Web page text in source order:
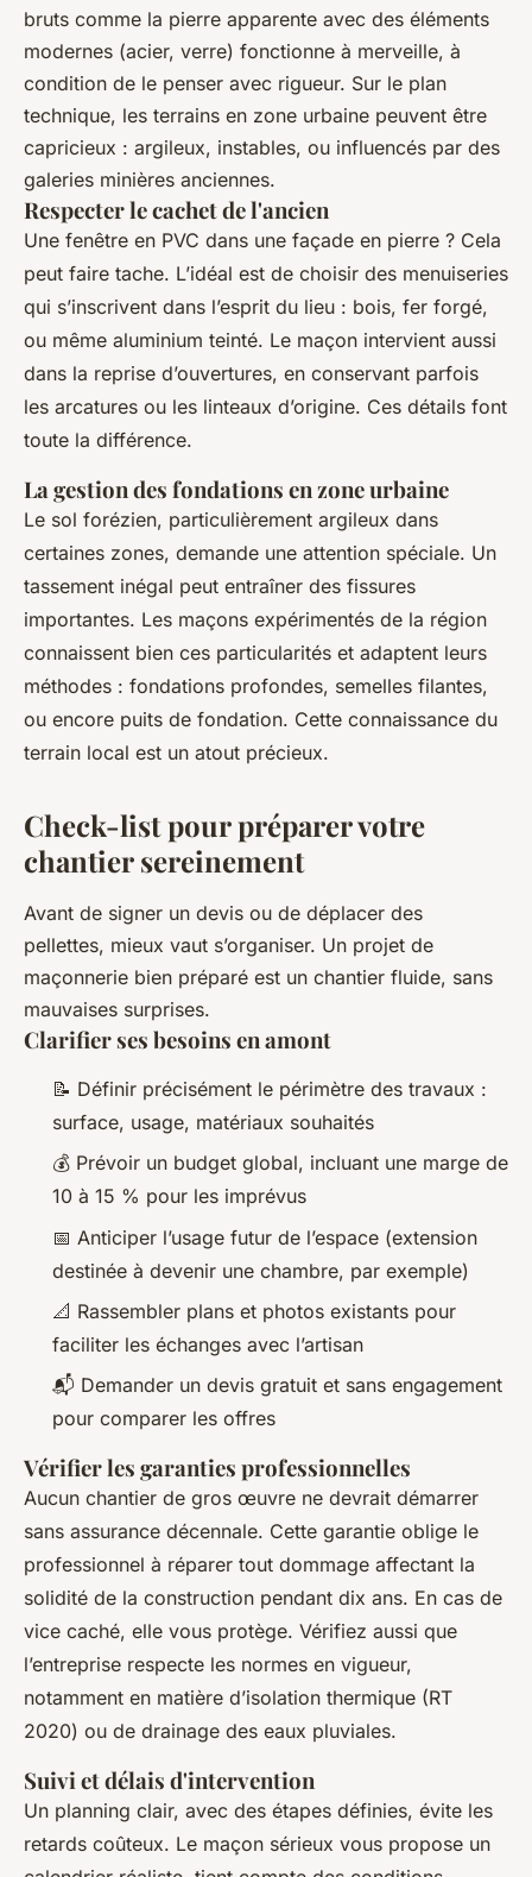
bruts comme la pierre apparente avec des éléments
modernes (acier, verre) fonctionne à merveille, à
condition de le penser avec rigueur. Sur le plan
technique, les terrains en zone urbaine peuvent être
capricieux : argileux, instables, ou influencés par des
galeries minières anciennes.
Respecter le cachet de l'ancien
Une fenêtre en PVC dans une façade en pierre ? Cela
peut faire tache. L’idéal est de choisir des menuiseries
qui s’inscrivent dans l’esprit du lieu : bois, fer forgé,
ou même aluminium teinté. Le maçon intervient aussi
dans la reprise d’ouvertures, en conservant parfois
les arcatures ou les linteaux d’origine. Ces détails font
toute la différence.
La gestion des fondations en zone urbaine
Le sol forézien, particulièrement argileux dans
certaines zones, demande une attention spéciale. Un
tassement inégal peut entraîner des fissures
importantes. Les maçons expérimentés de la région
connaissent bien ces particularités et adaptent leurs
méthodes : fondations profondes, semelles filantes,
ou encore puits de fondation. Cette connaissance du
terrain local est un atout précieux.
Check-list pour préparer votre
chantier sereinement
Avant de signer un devis ou de déplacer des
pellettes, mieux vaut s’organiser. Un projet de
maçonnerie bien préparé est un chantier fluide, sans
mauvaises surprises.
Clarifier ses besoins en amont
📝 Définir précisément le périmètre des travaux :
surface, usage, matériaux souhaités
💰 Prévoir un budget global, incluant une marge de
10 à 15 % pour les imprévus
📅 Anticiper l’usage futur de l’espace (extension
destinée à devenir une chambre, par exemple)
📐 Rassembler plans et photos existants pour
faciliter les échanges avec l’artisan
📬 Demander un devis gratuit et sans engagement
pour comparer les offres
Vérifier les garanties professionnelles
Aucun chantier de gros œuvre ne devrait démarrer
sans assurance décennale. Cette garantie oblige le
professionnel à réparer tout dommage affectant la
solidité de la construction pendant dix ans. En cas de
vice caché, elle vous protège. Vérifiez aussi que
l’entreprise respecte les normes en vigueur,
notamment en matière d’isolation thermique (RT
2020) ou de drainage des eaux pluviales.
Suivi et délais d'intervention
Un planning clair, avec des étapes définies, évite les
retards coûteux. Le maçon sérieux vous propose un